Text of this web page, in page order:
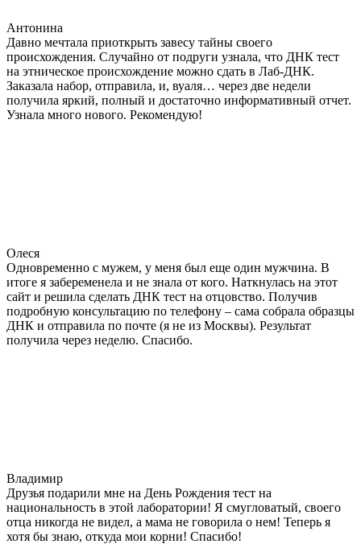
Антонина
Давно мечтала приоткрыть завесу тайны своего
происхождения. Случайно от подруги узнала, что ДНК тест
на этническое происхождение можно сдать в Лаб-ДНК.
Заказала набор, отправила, и, вуаля… через две недели
получила яркий, полный и достаточно информативный отчет.
Узнала много нового. Рекомендую!
Олеся
Одновременно с мужем, у меня был еще один мужчина. В
итоге я забеременела и не знала от кого. Наткнулась на этот
сайт и решила сделать ДНК тест на отцовство. Получив
подробную консультацию по телефону – сама собрала образцы
ДНК и отправила по почте (я не из Москвы). Результат
получила через неделю. Спасибо.
Владимир
Друзья подарили мне на День Рождения тест на
национальность в этой лаборатории! Я смугловатый, своего
отца никогда не видел, а мама не говорила о нем! Теперь я
хотя бы знаю, откуда мои корни! Спасибо!